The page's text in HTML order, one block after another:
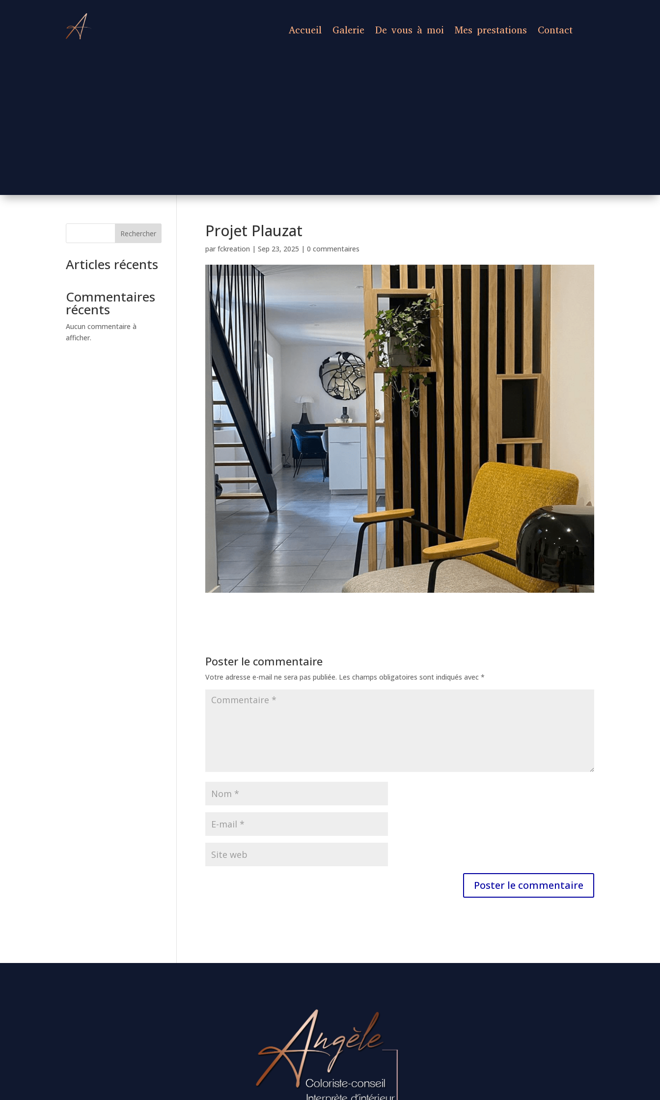
Accueil Galerie De vous à moi Mes prestations Contact
Projet Plauzat
par fckreation | Sep 23, 2025 | 0 commentaires
Poster le commentaire
Votre adresse e-mail ne sera pas publiée. Les champs obligatoires sont indiqués avec *
Rechercher
Articles récents
Commentaires
récents
Aucun commentaire à
afficher.